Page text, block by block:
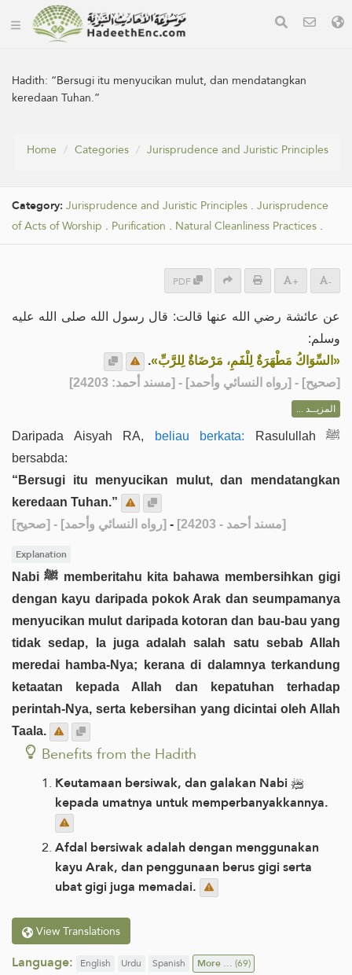
Hadith: “Bersugi itu menyucikan mulut, dan mendatangkan
keredaan Tuhan.”
Home Categories Jurisprudence and Juristic Principles
Category: Jurisprudence and Juristic Principles . Jurisprudence
of Acts of Worship . Purification . Natural Cleanliness Practices .
PDF + -
عن عائشة رضي الله عنها قالت: قال رسول الله صلى الله عليه
وسلم:
«السِّوَاكُ مَطْهَرَةٌ لِلْفَمِ، مَرْضَاةٌ لِلرَّبِّ».
[صحيح] - [رواه النسائي وأحمد] - [مسند أحمد: 24203]
المزيــد ...
Daripada Aisyah RA, beliau berkata: Rasulullah ﷺ
bersabda:
“Bersugi itu menyucikan mulut, dan mendatangkan
keredaan Tuhan.”
[صحيح]
- [رواه النسائي وأحمد] - [مسند أحمد - 24203]
Explanation
Nabi ﷺ memberitahu kita bahawa membersihkan gigi
dengan kayu daripada pokok Arak dan seumpamanya
menyucikan mulut daripada kotoran dan bau-bau yang
tidak sedap, Ia juga adalah salah satu sebab Allah
meredai hamba-Nya; kerana di dalamnya terkandung
ketaatan kepada Allah dan kepatuhan terhadap
perintah-Nya, serta kebersihan yang dicintai oleh Allah
Taala.
Benefits from the Hadith
Keutamaan bersiwak, dan galakan Nabi ﷺ
kepada umatnya untuk memperbanyakkannya.
Afdal bersiwak adalah dengan menggunakan
kayu Arak, dan penggunaan berus gigi serta
ubat gigi juga memadai.
View Translations
Language: English Urdu Spanish More ...(69)